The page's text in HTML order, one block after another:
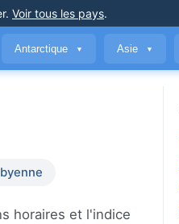
. Voir tous les pays.
Antarctique ▼ Asie ▼
horaires et l'indice